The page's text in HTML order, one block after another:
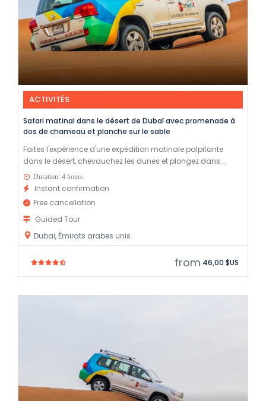
ACTIVITÉS
Safari matinal dans le désert de Dubaï avec promenade à
dos de chameau et planche sur le sable
Faites l'expérience d'une expédition matinale palpitante
dans le désert, chevauchez les dunes et plongez dans...
Duration: 4 hours
Instant confirmation
Free cancellation
Guided Tour
Dubai, Émirats arabes unis
from 46,00 $US